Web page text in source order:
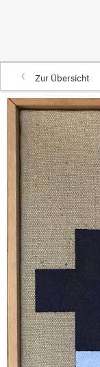
Zur Übersicht